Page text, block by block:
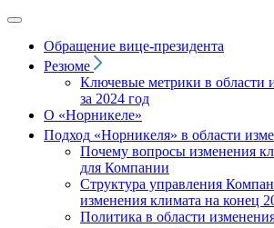
Обращение вице‑президента
Резюме
Ключевые метрики в области
за 2024 год
О «Норникеле»
Подход «Норникеля» в области
Почему вопросы изменения
для Компании
Структура управления
изменения климата на конец
Политика в области